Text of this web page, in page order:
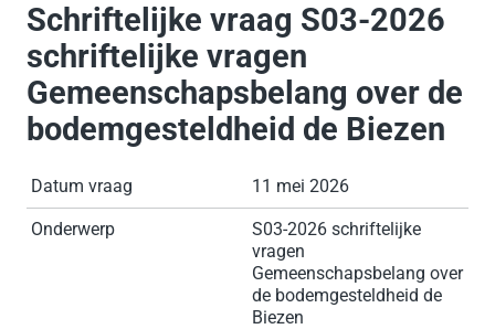
Schriftelijke vraag S03-2026
schriftelijke vragen
Gemeenschapsbelang over de
bodemgesteldheid de Biezen
Datum vraag 11 mei 2026
Onderwerp
S03-2026 schriftelijke
vragen
Gemeenschapsbelang over
de bodemgesteldheid de
Biezen